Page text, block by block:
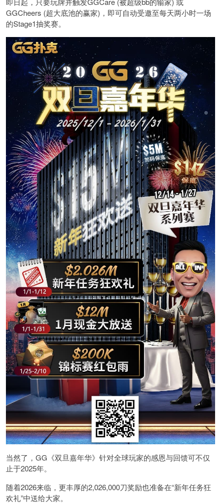
GGCheers (超大底池的赢家)，即可自动受邀至每天两小时一场
的Stage1抽奖赛。
当然了，GG《双旦嘉年华》针对全球玩家的感恩与回馈可不仅
止于2025年。
随着2026来临，更丰厚的2,026,000刀奖励也准备在“新年任务狂
欢礼”中送给大家。